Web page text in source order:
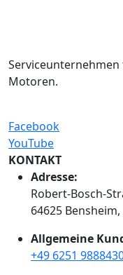
Motoren.
Facebook
YouTube
KONTAKT
Adresse:
Robert-Bosch-
64625
Allgemeine
+49 6251